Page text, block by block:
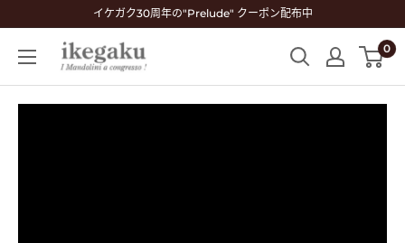
ン
イケガク30周年の"Prelude" クーポン配布中
Mandolin
&
0